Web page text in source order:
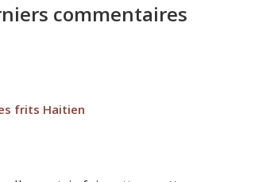
commentaires
frits Haitien